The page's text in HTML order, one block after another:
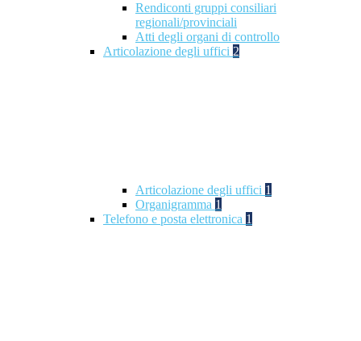
Rendiconti gruppi consiliari
regionali/provinciali
Atti degli organi di controllo
Articolazione degli uffici 2
Articolazione degli uffici 1
Organigramma 1
Telefono e posta elettronica 1